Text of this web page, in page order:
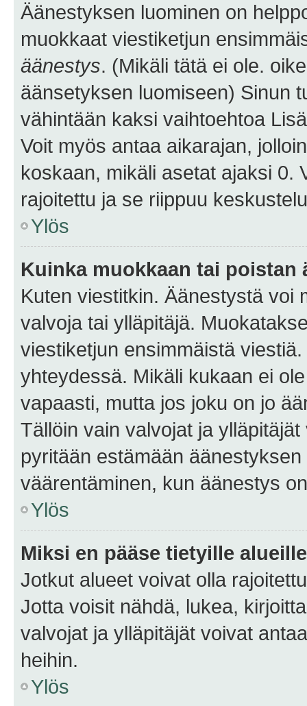
Äänestyksen luominen on
muokkaat viestiketjun
äänestys. (Mikäli tätä ei ole.
äänsetyksen luomiseen) Sinun
vähintään kaksi vaihtoehtoa
Voit myös antaa aikarajan,
koskaan, mikäli asetat ajaksi 0.
rajoitettu ja se riippuu
Ylös
Kuinka muokkaan tai poistan
Kuten viestitkin. Äänestystä voi
valvoja tai ylläpitäjä.
viestiketjun ensimmäistä
yhteydessä. Mikäli kukaan ei
vapaasti, mutta jos joku on jo
Tällöin vain valvojat ja
pyritään estämään
väärentäminen, kun äänestys
Ylös
Miksi en pääse tietyille
Jotkut alueet voivat olla
Jotta voisit nähdä, lukea,
valvojat ja ylläpitäjät voivat
heihin.
Ylös